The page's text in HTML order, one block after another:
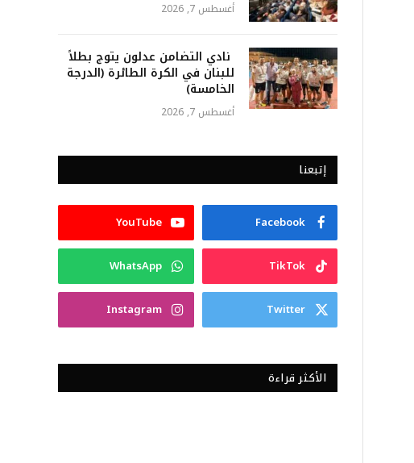
أغسطس 7, 2026
نادي التضامن عدلون يتوج بطلاً
للبنان في الكرة الطائرة (الدرجة
الخامسة)
أغسطس 7, 2026
إتبعنا
Facebook
YouTube
TikTok
WhatsApp
Twitter
Instagram
الأكثر قراءة